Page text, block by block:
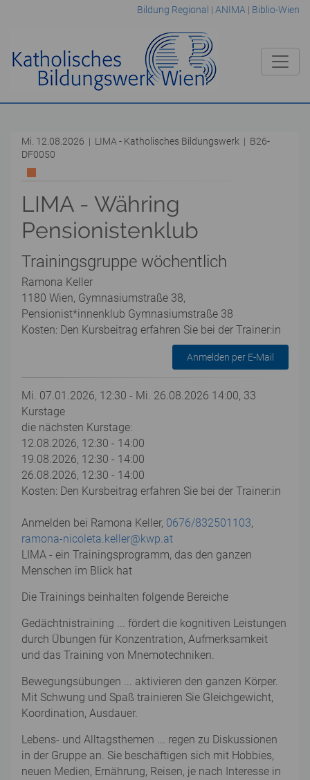
Bildung Regional | ANIMA | Biblio-Wien
Mi. 12.08.2026 | LIMA - Katholisches Bildungswerk | B26-
DF0050
LIMA - Währing
Pensionistenklub
Trainingsgruppe wöchentlich
Ramona Keller
1180 Wien, Gymnasiumstraße 38,
Pensionist*innenklub Gymnasiumstraße 38
Kosten: Den Kursbeitrag erfahren Sie bei der Trainer:in
Anmelden per E-Mail
Mi. 07.01.2026, 12:30 - Mi. 26.08.2026 14:00, 33
Kurstage
die nächsten Kurstage:
12.08.2026, 12:30 - 14:00
19.08.2026, 12:30 - 14:00
26.08.2026, 12:30 - 14:00
Kosten: Den Kursbeitrag erfahren Sie bei der Trainer:in
Anmelden bei Ramona Keller, 0676/832501103,
ramona-nicoleta.keller@kwp.at
LIMA - ein Trainingsprogramm, das den ganzen
Menschen im Blick hat
Die Trainings beinhalten folgende Bereiche
Gedächtnistraining ... fördert die kognitiven Leistungen
durch Übungen für Konzentration, Aufmerksamkeit
und das Training von Mnemotechniken.
Bewegungsübungen ... aktivieren den ganzen Körper.
Mit Schwung und Spaß trainieren Sie Gleichgewicht,
Koordination, Ausdauer.
Lebens- und Alltagsthemen ... regen zu Diskussionen
in der Gruppe an. Sie beschäftigen sich mit Hobbies,
neuen Medien, Ernährung, Reisen, je nach Interesse in